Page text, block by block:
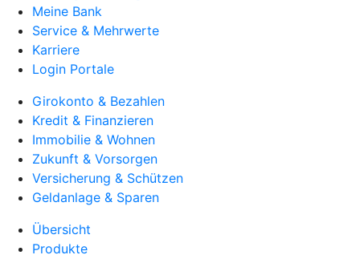
Meine Bank
Service & Mehrwerte
Karriere
Login Portale
Girokonto & Bezahlen
Kredit & Finanzieren
Immobilie & Wohnen
Zukunft & Vorsorgen
Versicherung & Schützen
Geldanlage & Sparen
Übersicht
Produkte